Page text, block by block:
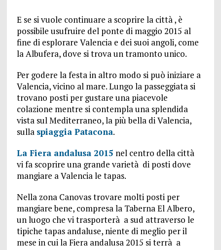
E se si vuole continuare a scoprire la città , è
possibile usufruire del ponte di maggio 2015 al
fine di esplorare Valencia e dei suoi angoli, come
la Albufera, dove si trova un tramonto unico.
Per godere la festa in altro modo si può iniziare a
Valencia, vicino al mare. Lungo la passeggiata si
trovano posti per gustare una piacevole
colazione mentre si contempla una splendida
vista sul Mediterraneo, la più bella di Valencia,
sulla spiaggia Patacona.
La Fiera andalusa 2015 nel centro della città
vi fa scoprire una grande varietà di posti dove
mangiare a Valencia le tapas.
Nella zona Canovas trovare molti posti per
mangiare bene, compresa la Taberna El Albero,
un luogo che vi trasporterà a sud attraverso le
tipiche tapas andaluse, niente di meglio per il
mese in cui la Fiera andalusa 2015 si terrà a